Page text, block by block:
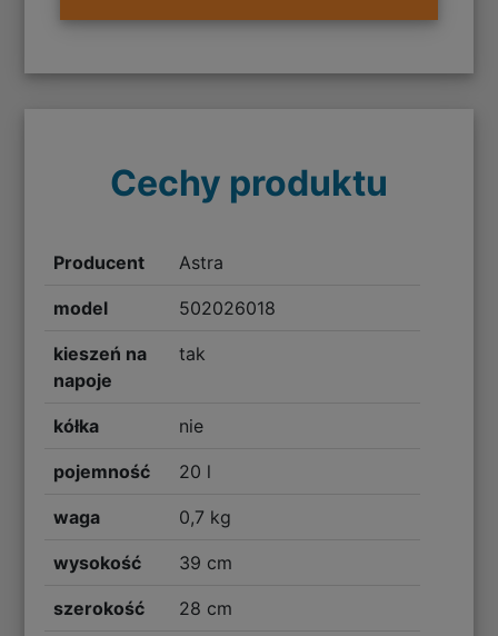
Cechy produktu
Producent Astra
model 502026018
kieszeń na
napoje
tak
kółka nie
pojemność 20 l
waga 0,7 kg
wysokość 39 cm
szerokość 28 cm